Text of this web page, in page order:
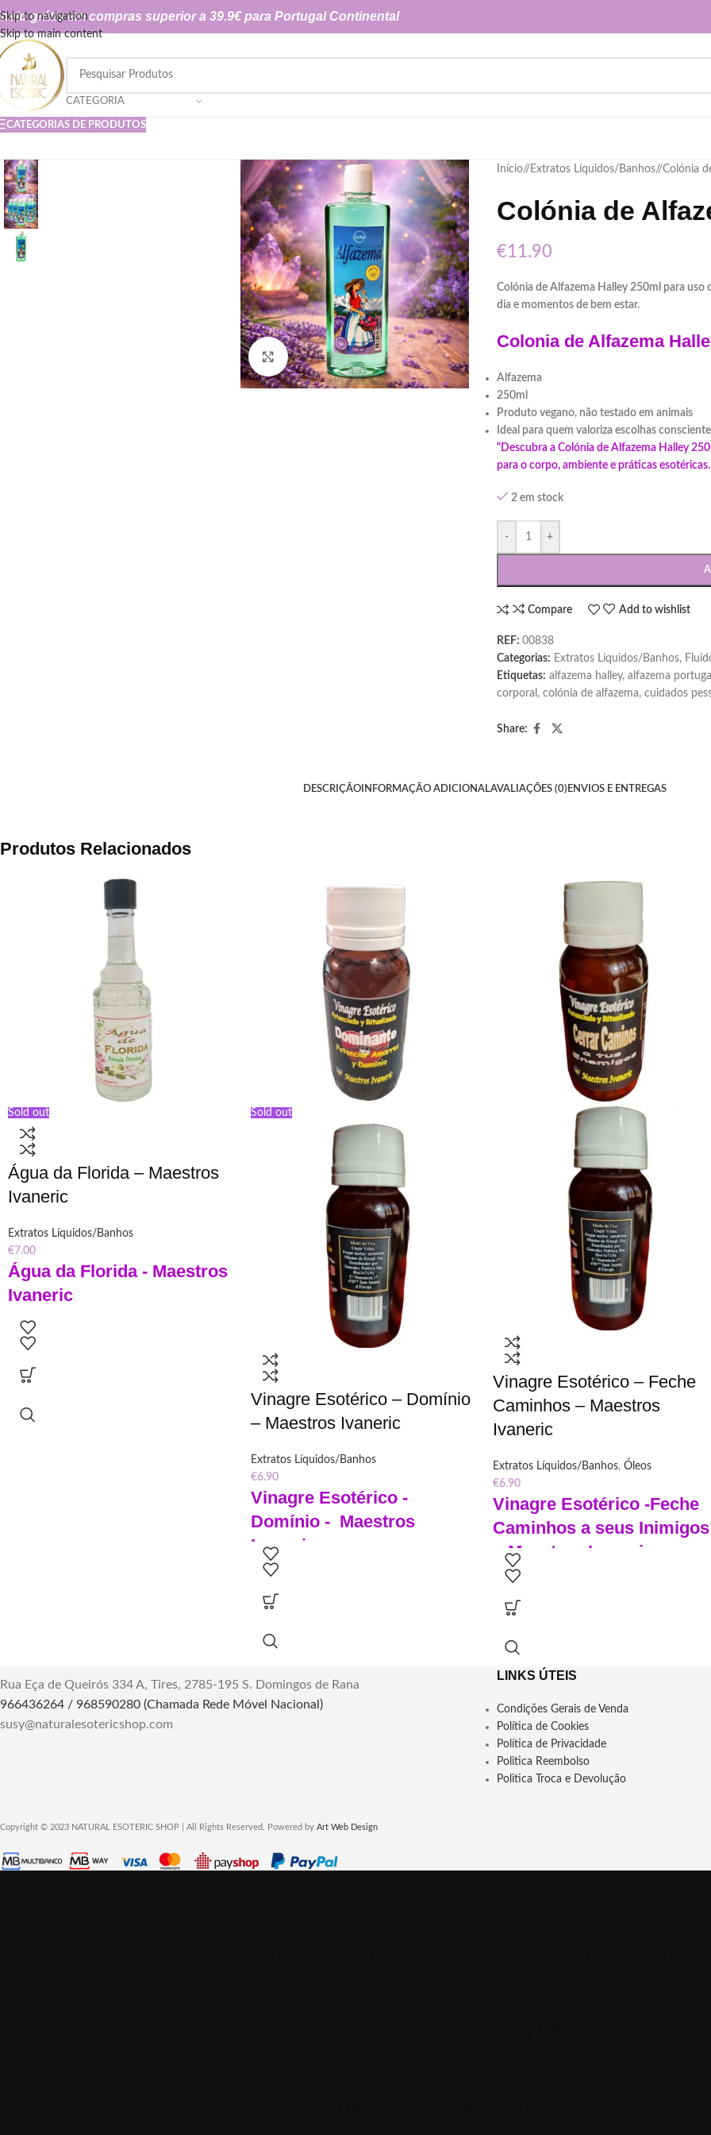
Skip to navigation
Skip to main content
grátis em compras superior a 39.9€ para Portugal Continental
CATEGORIA
CATEGORIAS DE PRODUTOS
Click to enlarge
Início/ Extratos Líquidos/Banhos/ Colónia
Colónia de
€11.90
Colónia de Alfazema Halley 250ml para uso
dia e momentos de bem estar.
Colonia de Alfazema
Alfazema
250ml
Produto vegano, não testado em animais
Ideal para quem valoriza escolhas
“Descubra a Colónia de Alfazema Halley
para o corpo, ambiente e práticas esotéricas.
2 em stock
- +
Compare Add to wishlist
REF: 00838
Categorias: Extratos Líquidos/Banhos,
Etiquetas: alfazema halley, alfazema portugal
corporal , colónia de alfazema, cuidados
Share:
DESCRIÇÃO INFORMAÇÃO ADICIONALAVALIAÇÕES (0) ENVIOS E ENTREGAS
Produtos Relacionados
Sold out
Água da Florida – Maestros
Ivaneric
Extratos Líquidos/Banhos
€7.00
Água da Florida - Maestros
Ivaneric
250ml
Garrafa em vidro
pelos Maestros Ivaneric. Conheça sua história,
essência sagrada de purificação e elevação
Sold out
Vinagre Esotérico – Domínio
– Maestros Ivaneric
Extratos Líquidos/Banhos
€6.90
Vinagre Esotérico -
Domínio - Maestros
Ivaneric
Domínio:
Vinagre Especial, feito à mão.
É utilizado jogando-o no chão, esfregando
Seu uso é proibido por via oral ou cutânea.
Vinagre esotérico de Maestros Ivaneric: um
produto poderoso para limpeza energética e
Vinagre Esotérico – Feche
Caminhos – Maestros
Ivaneric
Extratos Líquidos/Banhos, Óleos
€6.90
Vinagre Esotérico -Feche
Caminhos a seus Inimigos
- Maestros Ivaneric
Feche Caminhos a seus Inimigos.
Vinagre Especial, feito à mão.
É utilizado jogando-o no chão, esfregando
Seu uso é proibido por via oral ou cutânea.
Frasco de 60ml.
produto poderoso para limpeza energética e
proteção, deve ser usado com
responsabilidade para várias finalidades.
Rua Eça de Queirós 334 A, Tires, 2785-195 S. Domingos de Rana
966436264 / 968590280 (Chamada Rede Móvel Nacional)
susy@naturalesotericshop.com
LINKS ÚTEIS
Condições Gerais de Venda
Política de Cookies
Política de Privacidade
Politica Reembolso
Politica Troca e Devolução
Copyright © 2023 NATURAL ESOTERIC SHOP | All Rights Reserved. Powered by Art Web Design